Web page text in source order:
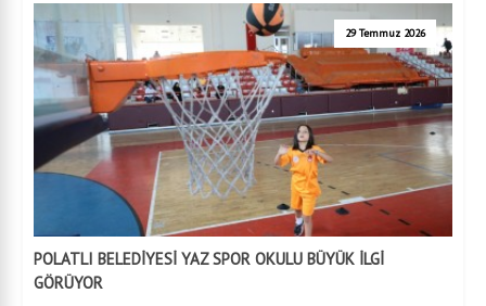
29 Temmuz 2026
POLATLI BELEDİYESİ YAZ SPOR OKULU BÜYÜK İLGİ
GÖRÜYOR